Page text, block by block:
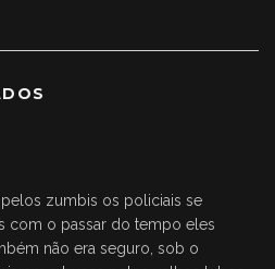
zumbis os policiais se
com o passar do tempo eles
não era seguro, sob o